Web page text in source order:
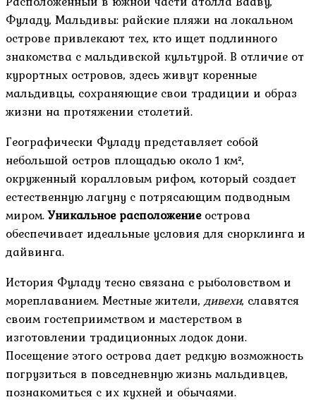
Фуладу, Мальдивы: райские пляжи на локальном
острове привлекают тех, кто ищет подлинного
знакомства с мальдивской культурой. В отличие от
курортных островов, здесь живут коренные
мальдивцы, сохраняющие свои традиции и образ
жизни на протяжении столетий.
Географически Фуладу представляет собой
небольшой остров площадью около 1 км²,
окруженный коралловым рифом, который создает
естественную лагуну с потрясающим подводным
миром.Уникальное расположениеострова
обеспечивает идеальные условия для снорклинга и
дайвинга.
История Фуладу тесно связана с рыболовством и
мореплаванием. Местные жители,дивехи, славятся
своим гостеприимством и мастерством в
изготовлении традиционных лодок дони.
Посещение этого острова дает редкую возможность
погрузиться в повседневную жизнь мальдивцев,
познакомиться с их кухней и обычаями.